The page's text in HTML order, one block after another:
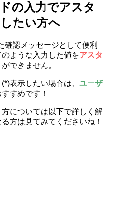
の入力でアスタ
たい方へ
確認メッセージとして便利
ような入力した値をアスタ
できません。
表示したい場合は、ユーザ
すめです！
については以下で詳しく解
方は見てみてくださいね！